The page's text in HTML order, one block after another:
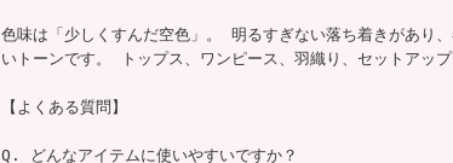
色味は「少しくすんだ空色」。 明るすぎない落ち着きがあり
いトーンです。 トップス、ワンピース、羽織り、セットアッ
【よくある質問】
Q. どんなアイテムに使いやすいですか？